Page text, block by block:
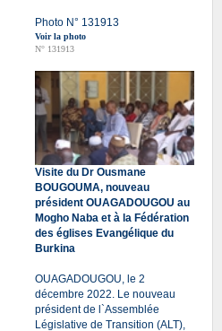
Photo N° 131913
Voir la photo
N° 131913
Visite du Dr Ousmane
BOUGOUMA, nouveau
président OUAGADOUGOU au
Mogho Naba et à la Fédération
des églises Evangélique du
Burkina
OUAGADOUGOU, le 2
décembre 2022. Le nouveau
président de l`Assemblée
Législative de Transition (ALT),